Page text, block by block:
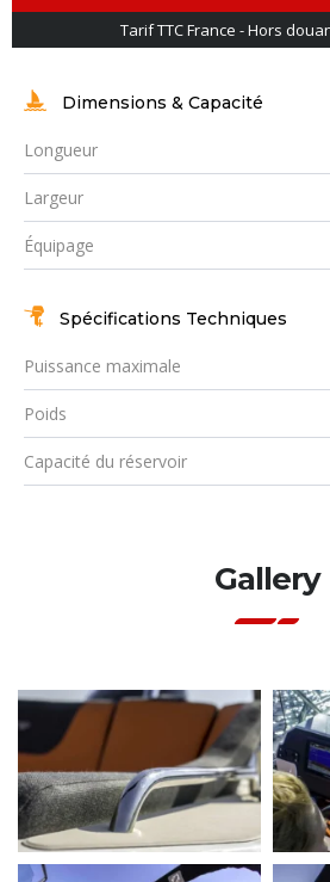
Tarif TTC France - Hors
Dimensions & Capacité
Longueur
Largeur
Équipage
Spécifications Techniques
Puissance maximale
Poids
Capacité du réservoir
Gallery